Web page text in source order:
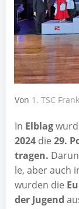
Von 1. TSC
In Elb­lag
2024 die 29.
tra­gen.
le, aber auch
wur­den die
der Jugend